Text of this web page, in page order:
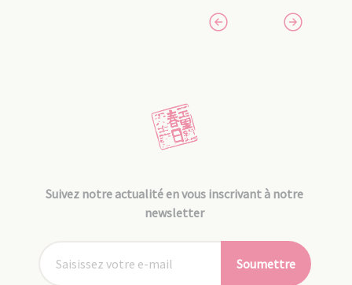
Suivez notre actualité en vous inscrivant à notre
newsletter
Soumettre